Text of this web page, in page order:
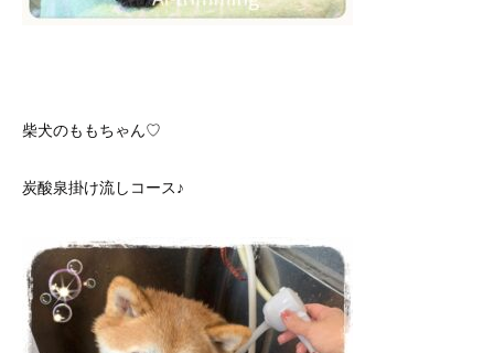
柴犬のももちゃん♡
炭酸泉掛け流しコース♪